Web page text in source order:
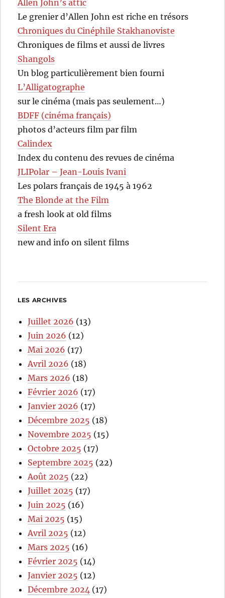
Allen John’s attic
Le grenier d’Allen John est riche en trésors
Chroniques du Cinéphile Stakhanoviste
Chroniques de films et aussi de livres
Shangols
Un blog particulièrement bien fourni
L’Alligatographe
sur le cinéma (mais pas seulement…)
BDFF (cinéma français)
photos d’acteurs film par film
Calindex
Index du contenu des revues de cinéma
JLIPolar – Jean-Louis Ivani
Les polars français de 1945 à 1962
The Blonde at the Film
a fresh look at old films
Silent Era
new and info on silent films
LES ARCHIVES
Juillet 2026 (13)
Juin 2026 (12)
Mai 2026 (17)
Avril 2026 (18)
Mars 2026 (18)
Février 2026 (17)
Janvier 2026 (17)
Décembre 2025 (18)
Novembre 2025 (15)
Octobre 2025 (17)
Septembre 2025 (22)
Août 2025 (22)
Juillet 2025 (17)
Juin 2025 (16)
Mai 2025 (15)
Avril 2025 (12)
Mars 2025 (16)
Février 2025 (14)
Janvier 2025 (12)
Décembre 2024 (17)